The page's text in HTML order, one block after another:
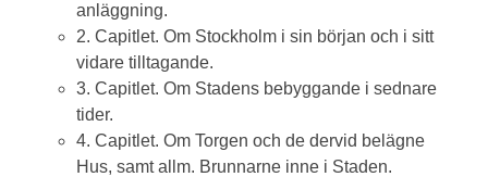
anläggning.
2. Capitlet. Om Stockholm i sin början och i sitt
vidare tilltagande.
3. Capitlet. Om Stadens bebyggande i sednare
tider.
4. Capitlet. Om Torgen och de dervid belägne
Hus, samt allm. Brunnarne inne i Staden.